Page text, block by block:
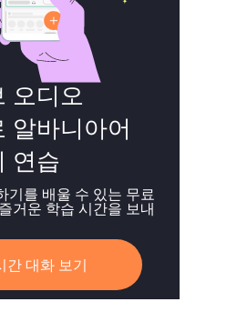
오디오
알바니아어
연습
기를 배울 수 있는 무료
거운 학습 시간을 보내
간 대화 보기